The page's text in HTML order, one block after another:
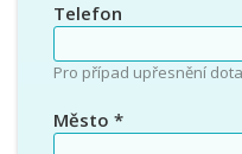
Telefon
Pro případ upřesnění
Město *